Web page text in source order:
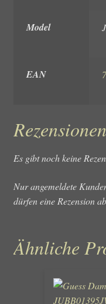
Model
EAN
Rezensionen
Es gibt noch keine
Nur angemeldete
dürfen eine Rezension
Ähnliche